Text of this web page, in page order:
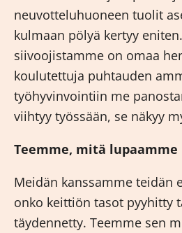
neuvotteluhuoneen tuolit
kulmaan pölyä kertyy
siivoojistamme on omaa
koulutettuja puhtauden
työhyvinvointiin me
viihtyy työssään, se näkyy
Teemme, mitä lupaamme
Meidän kanssamme teidän
onko keittiön tasot pyyhitty
täydennetty. Teemme sen